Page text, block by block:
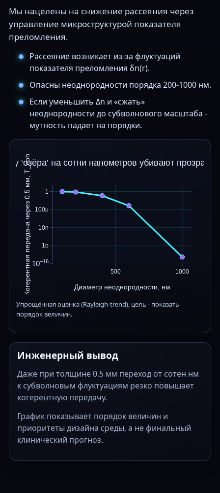
Мы нацелены на снижение рассеяния через
управление микроструктурой показателя
преломления.
Рассеяние возникает из-за флуктуаций
показателя преломления δn(r).
Опасны неоднородности порядка 200-1000 нм.
Если уменьшить Δn и «сжать»
неоднородности до субволнового масштаба -
мутность падает на порядки.
500 1000
10−16
1p
10n
100μ
1
‘озёра’ на сотни нанометров убивают
Диаметр неоднородности, нм
Когерентная передача через 0.5 мм, T_coh
Упрощённая оценка (Rayleigh-trend), цель - показать
порядок величин.
Инженерный вывод
Даже при толщине 0.5 мм переход от сотен нм
к субволновым флуктуациям резко повышает
когерентную передачу.
График показывает порядок величин и
приоритеты дизайна среды, а не финальный
клинический прогноз.